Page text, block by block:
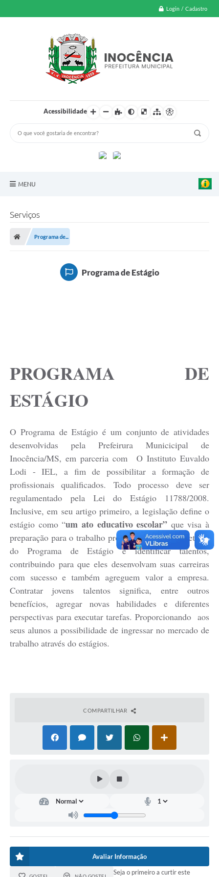
Login / Cadastro
Acessibilidade
MENU
Transparência Pública
Divida Ativa
Programa de Estágio
Plano de Capacitação
Cadeia Integrada de Valor
Instrumentos de Gestão - SAÚDE
Plano Estratégico
Dados gerais e Obras
Empresa Inidônea
LGPD - Governo Digital
licenciamento ambiental
Fale conosco
Perguntas e respostas frequentes
Serviços
Programa de...
Programa de Estágio
PROGRAMA DE
ESTÁGIO
O Programa de Estágio é um conjunto de atividades
desenvolvidas pela Prefeirura Municicipal de
Inocência/MS, em parceria com O Instituto Euvaldo
Lodi - IEL, a fim de possibilitar a formação de
profissionais qualificados. Todo processo deve ser
regulamentado pela Lei do Estágio 11788/2008.
Inclusive, em seu artigo primeiro, a legislação define o
estágio como “um ato educativo escolar” que visa à
preparação para o trabalho produtivo. Um dos objetivos
do Programa de Estágio é identificar talentos,
contribuindo para que eles desenvolvam suas carreiras
com sucesso e também agreguem valor a empresa.
Contratar jovens talentos significa, entre outros
benefícios, agregar novas habilidades e diferentes
perspectivas para executar tarefas. Proporcionando aos
seus alunos a possibilidade de ingressar no mercado de
trabalho através do estágios.
COMPARTILHAR
Avaliar Informação
Seja o primeiro a curtir este